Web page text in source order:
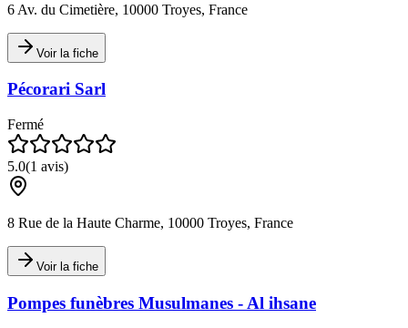
6 Av. du Cimetière, 10000 Troyes, France
Voir la fiche
Pécorari Sarl
Fermé
5.0(1 avis)
8 Rue de la Haute Charme, 10000 Troyes, France
Voir la fiche
Pompes funèbres Musulmanes - Al ihsane